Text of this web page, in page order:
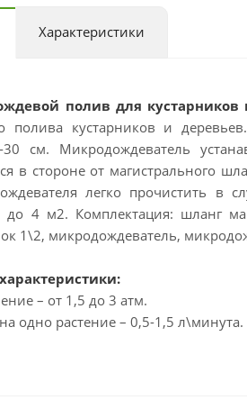
Характеристики
полив для кустарников
полива кустарников и
30 см. Микродождеватель
в стороне от магистрального
легко прочистить в
4 м2. Комплектация: шланг
1\2, микродождеватель,
– от 1,5 до 3 атм.
одно растение – 0,5-1,5 л\минута.